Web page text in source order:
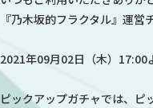
『乃木坂的フラクタル』運営
2021年09月02日（木）17:00
ピックアップガチャでは、ピ